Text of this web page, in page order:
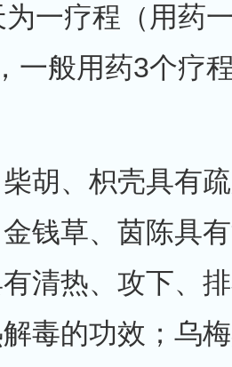
一疗程（用药
一般用药3个疗
、枳壳具有疏
钱草、茵陈具
清热、攻下、
毒的功效；乌